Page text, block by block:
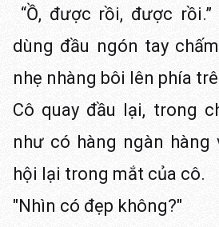
“Ồ, được rồi, được
dùng đầu ngón tay
nhẹ nhàng bôi lên phía
Cô quay đầu lại, trong
như có hàng ngàn hàng
hội lại trong mắt của cô.
"Nhìn có đẹp không?"